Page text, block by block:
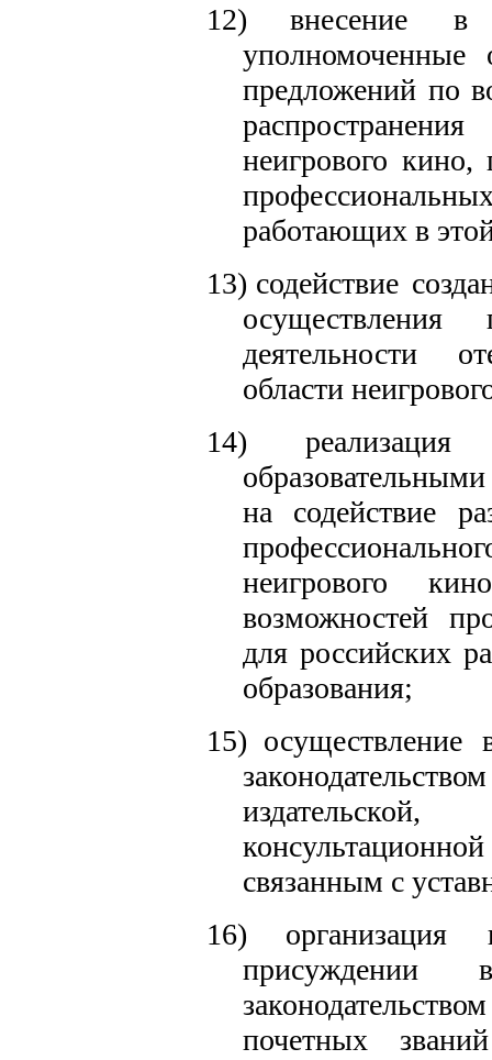
12)
внесение в
уполномоченные
предложений по
неигрового
работающих в
13) содействие
осуществления
деятельности
области
14)
на содействие
неигрового
возможностей
для российских
образования;
15) осуществление
связанным с
16)
присуждении
почетных